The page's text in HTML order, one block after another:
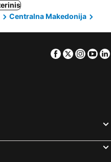
Centralna Makedonija
Facebook
Twitter